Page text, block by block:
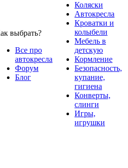
выбрать?
Все про
автокресла
Форум
Блог
Коляски
Автокресла
Кроватки и
колыбели
Мебель в
детскую
Кормление
Безопасность,
купание,
гигиена
Конверты,
слинги
Игры,
игрушки